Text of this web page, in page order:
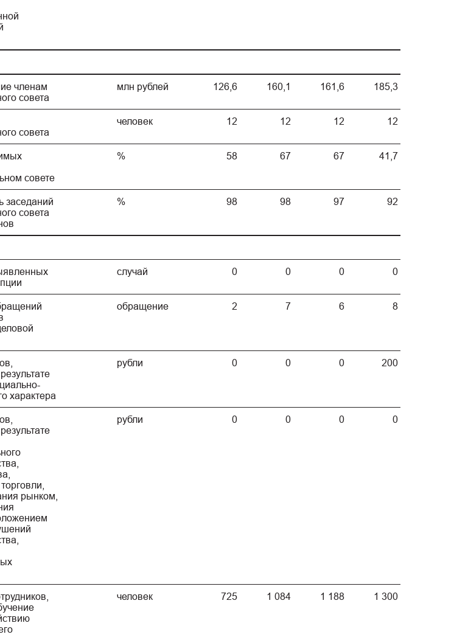
членам
совета
млн рублей 126,6 160,1 161,6 185,3
совета
человек 12 12 12 12
совете
% 58 67 67 41,7
заседаний
совета
% 98 98 97 92
случай 0 0 0 0
обращение 2 7 6 8
характера
рубли 0 0 0 200
рынком,
рубли 0 0 0 0
человек 725 1 084 1 188 1 300